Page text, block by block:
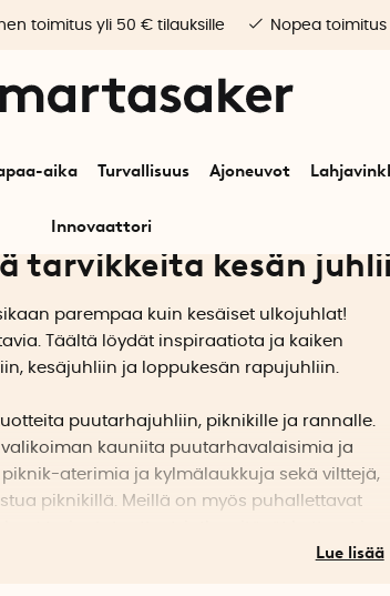
aika Turvallisuus Ajoneuvot
Innovaattori
toimitus yli 50 € tilauksille Nopea
tarvikkeita kesän
parempaa kuin kesäiset ulkojuhlat!
Täältä löydät inspiraatiota ja kaiken
kesäjuhliin ja loppukesän rapujuhliin.
puutarhajuhliin, piknikille ja rannalle.
valikoiman kauniita puutarhavalaisimia ja
aterimia ja kylmälaukkuja sekä vilttejä,
piknikillä. Meillä on myös puhallettavat